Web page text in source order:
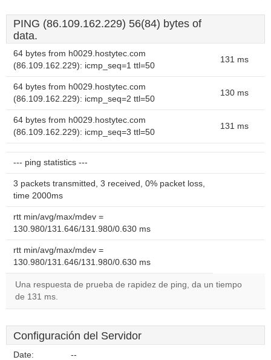
PING (86.109.162.229) 56(84) bytes of
data.
64 bytes from h0029.hostytec.com
(86.109.162.229): icmp_seq=1 ttl=50
131 ms
64 bytes from h0029.hostytec.com
(86.109.162.229): icmp_seq=2 ttl=50
130 ms
64 bytes from h0029.hostytec.com
(86.109.162.229): icmp_seq=3 ttl=50
131 ms
--- ping statistics ---
3 packets transmitted, 3 received, 0% packet loss,
time 2000ms
rtt min/avg/max/mdev =
130.980/131.646/131.980/0.630 ms
rtt min/avg/max/mdev =
130.980/131.646/131.980/0.630 ms
Una respuesta de prueba de rapidez de ping, da un tiempo
de 131 ms.
Configuración del Servidor
Date: --